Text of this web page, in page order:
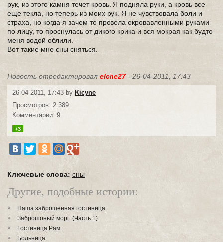
рук, из этого камня течет кровь. Я подняла руки, а кровь все
еще текла, но теперь из моих рук. Я не чувствовала боли и
страха, но когда я зачем то провела окровавленными руками
по лицу, то проснулась от дикого крика и вся мокрая как будто
меня водой облили.
Вот такие мне сны сняться.
Новость отредактировал elche27- 26-04-2011, 17:43
26-04-2011, 17:43 by Kicyne
Просмотров: 2 389
Комментарии: 9
+3
Ключевые слова: сны
Другие, подобные истории:
Наша заброшенная гостиница
Заброшоный морг .(Часть 1)
Гостиница Рам
Больница